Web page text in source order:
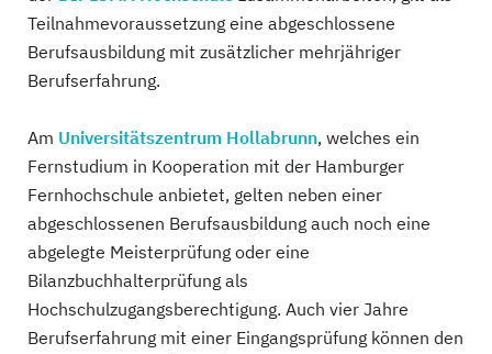
Teilnahmevoraussetzung eine abgeschlossene
Berufsausbildung mit zusätzlicher mehrjähriger
Berufserfahrung.
Am Universitätszentrum Hollabrunn, welches ein
Fernstudium in Kooperation mit der Hamburger
Fernhochschule anbietet, gelten neben einer
abgeschlossenen Berufsausbildung auch noch eine
abgelegte Meisterprüfung oder eine
Bilanzbuchhalterprüfung als
Hochschulzugangsberechtigung. Auch vier Jahre
Berufserfahrung mit einer Eingangsprüfung können den